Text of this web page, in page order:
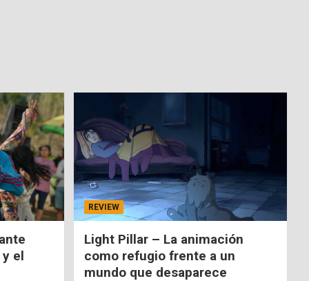
el
REVIEW
Light Pillar – La animación
como refugio frente a un
mundo que desaparece